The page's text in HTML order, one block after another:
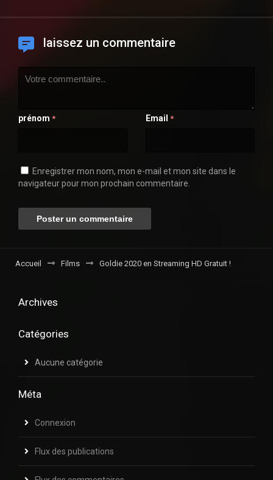
laissez un commentaire
prénom * Email *
Enregistrer mon nom, mon e-mail et mon site dans le
navigateur pour mon prochain commentaire.
Accueil Films Goldie 2020 en Streaming HD Gratuit !
Archives
Catégories
Aucune catégorie
Méta
Connexion
Flux des publications